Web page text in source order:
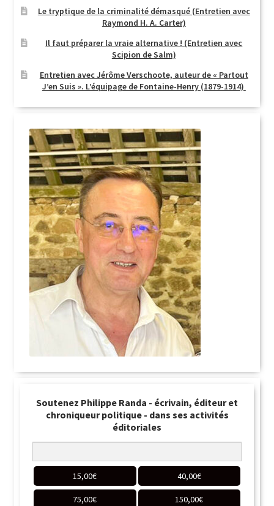
Le tryptique de la criminalité démasqué (Entretien avec
Raymond H. A. Carter)
Il faut préparer la vraie alternative ! (Entretien avec
Scipion de Salm)
Entretien avec Jérôme Verschoote, auteur de « Partout
J’en Suis ». L’équipage de Fontaine-Henry (1879-1914)
Soutenez Philippe Randa - écrivain, éditeur et
chroniqueur politique - dans ses activités
éditoriales
15,00€ 40,00€
75,00€ 150,00€